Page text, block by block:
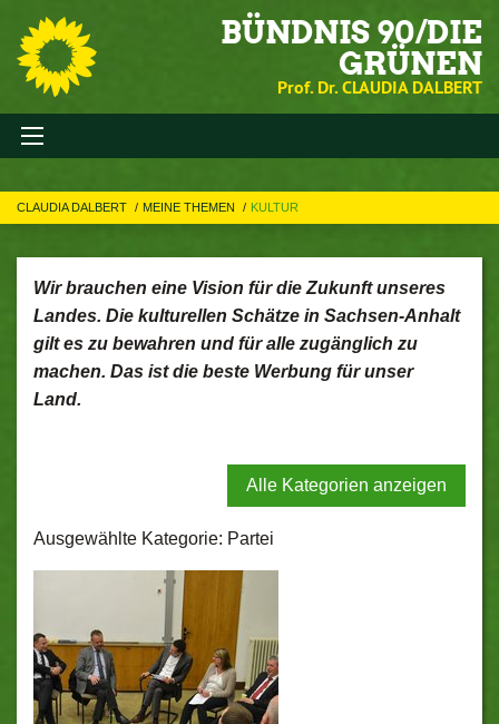
BÜNDNIS 90/DIE
GRÜNEN
Prof. Dr. CLAUDIA DALBERT
CLAUDIA DALBERT MEINE THEMEN KULTUR
Wir brauchen eine Vision für die Zukunft unseres
Landes. Die kulturellen Schätze in Sachsen-Anhalt
gilt es zu bewahren und für alle zugänglich zu
machen. Das ist die beste Werbung für unser
Land.
Alle Kategorien anzeigen
Ausgewählte Kategorie: Partei